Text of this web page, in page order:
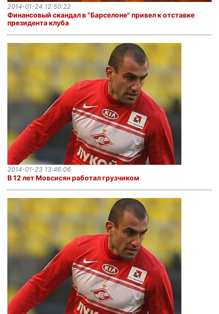
Финансовый скандал в "Барселоне" привел к отставке
президента клуба
2014-01-24 12:50:22
В 12 лет Мовсисян работал грузчиком
2014-01-23 13:46:06